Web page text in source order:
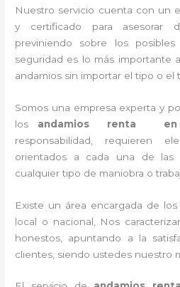
Nuestro servicio cuenta con un
y certificado para asesorar
previniendo sobre los posibles
seguridad es lo más importante
andamios sin importar el tipo o el
Somos una empresa experta y
los andamios renta en
responsabilidad, requieren
orientados a cada una de las
cualquier tipo de maniobra o
Existe un área encargada de
local o nacional, Nos
honestos, apuntando a la
clientes, siendo ustedes nuestro